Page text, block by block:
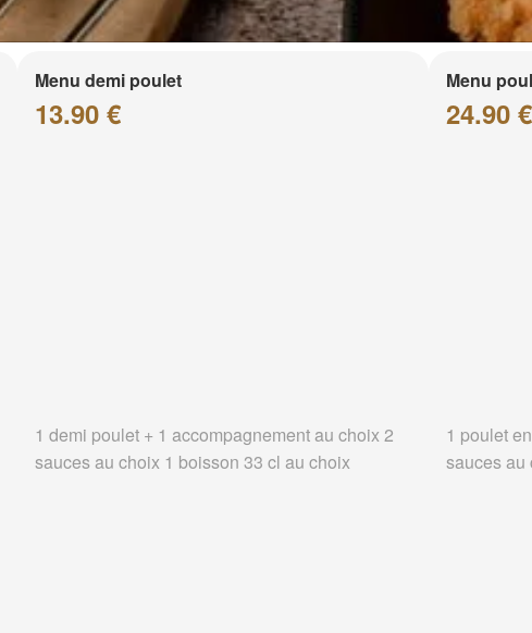
Menu demi poulet
13.90 €
1 demi poulet + 1 accompagnement au choix 2
sauces au choix 1 boisson 33 cl au choix
Menu
24.90 €
1 poulet
sauces au